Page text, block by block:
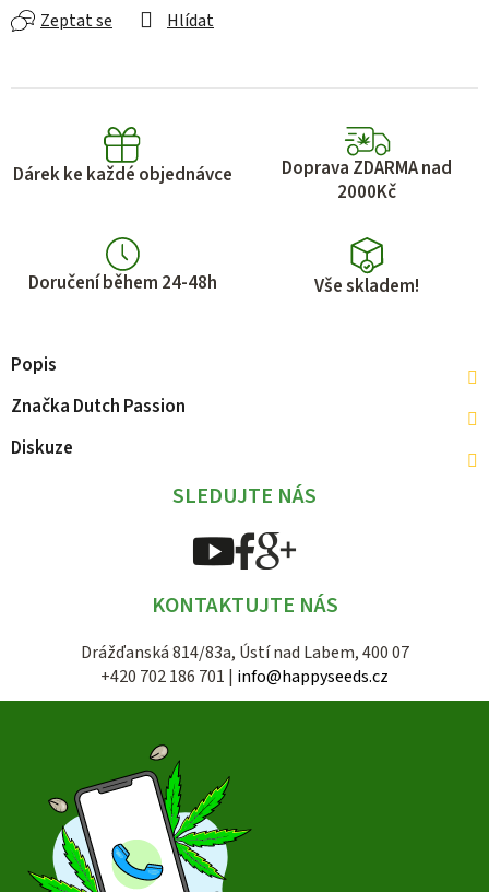
Zeptat se Hlídat
Dárek ke každé objednávce
Doprava ZDARMA nad
2000Kč
Doručení během 24-48h Vše skladem!
Popis
Značka Dutch Passion
Diskuze
SLEDUJTE NÁS
KONTAKTUJTE NÁS
Drážďanská 814/83a, Ústí nad Labem, 400 07
+420 702 186 701 | info@happyseeds.cz